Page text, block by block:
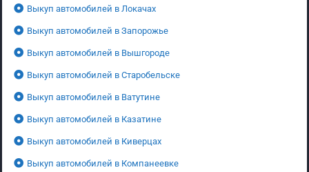
Выкуп автомобилей в Локачах
Выкуп автомобилей в Запорожье
Выкуп автомобилей в Вышгороде
Выкуп автомобилей в Старобельске
Выкуп автомобилей в Ватутине
Выкуп автомобилей в Казатине
Выкуп автомобилей в Киверцах
Выкуп автомобилей в Компанеевке